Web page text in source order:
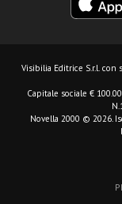
Visibilia Editrice S.r.l. con
Capitale sociale €
Novella 2000 © 2026.